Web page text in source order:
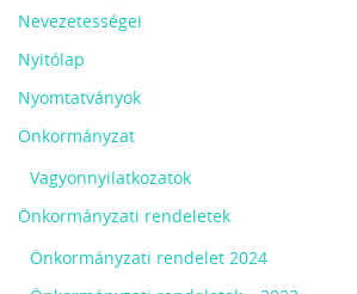
Nevezetességei
Nyitólap
Nyomtatványok
Önkormányzat
Vagyonnyilatkozatok
Önkormányzati rendeletek
Önkormányzati rendelet 2024